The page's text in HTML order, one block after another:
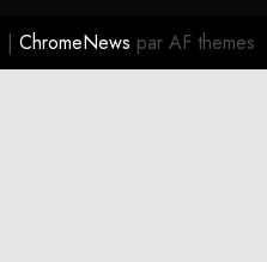
| ChromeNews par AF themes